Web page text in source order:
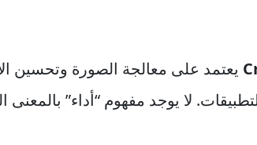
يعتمد على معالجة الصورة وتحسين
لا يوجد مفهوم “أداء”